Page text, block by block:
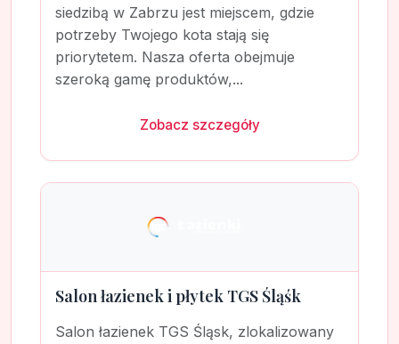
siedzibą w Zabrzu jest miejscem, gdzie
potrzeby Twojego kota stają się
priorytetem. Nasza oferta obejmuje
szeroką gamę produktów,...
Zobacz szczegóły
Salon łazienek i płytek TGS Śląśk
Salon łazienek TGS Śląsk, zlokalizowany